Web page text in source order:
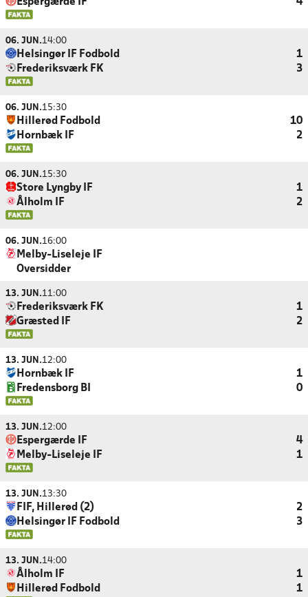
Espergærde IF 4
06. JUN.14:00
Helsingør IF Fodbold
1
Frederiksværk FK
3
06. JUN.15:30
Hillerød Fodbold
10
Hornbæk IF
2
06. JUN.15:30
Store Lyngby IF
1
Ålholm IF
2
06. JUN.16:00
Melby-Liseleje IF
Oversidder
13. JUN.11:00
Frederiksværk FK
1
Græsted IF
2
13. JUN.12:00
Hornbæk IF
1
Fredensborg BI
0
13. JUN.12:00
Espergærde IF
4
Melby-Liseleje IF
1
13. JUN.13:30
FIF, Hillerød (2)
2
Helsingør IF Fodbold
3
13. JUN.14:00
Ålholm IF
1
Hillerød Fodbold
1